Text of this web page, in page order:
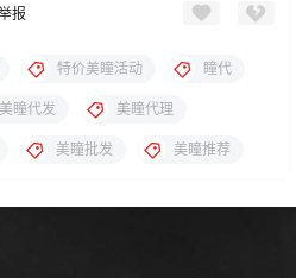
报
特价美瞳活动 瞳代
美瞳代发 美瞳代理
美瞳批发 美瞳推荐